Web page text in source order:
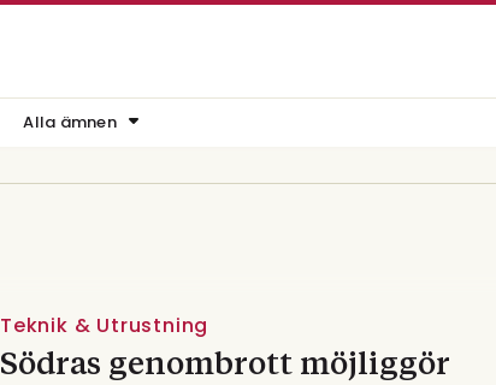
Alla ämnen
Teknik & Utrustning
Södras genombrott möjliggör